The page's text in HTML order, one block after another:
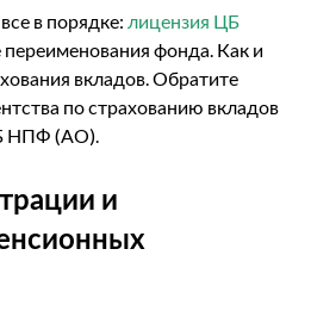
в порядке: лицензия ЦБ
переименования фонда. Как и
вкладов. Обратите
по страхованию вкладов
НПФ (АО).
и